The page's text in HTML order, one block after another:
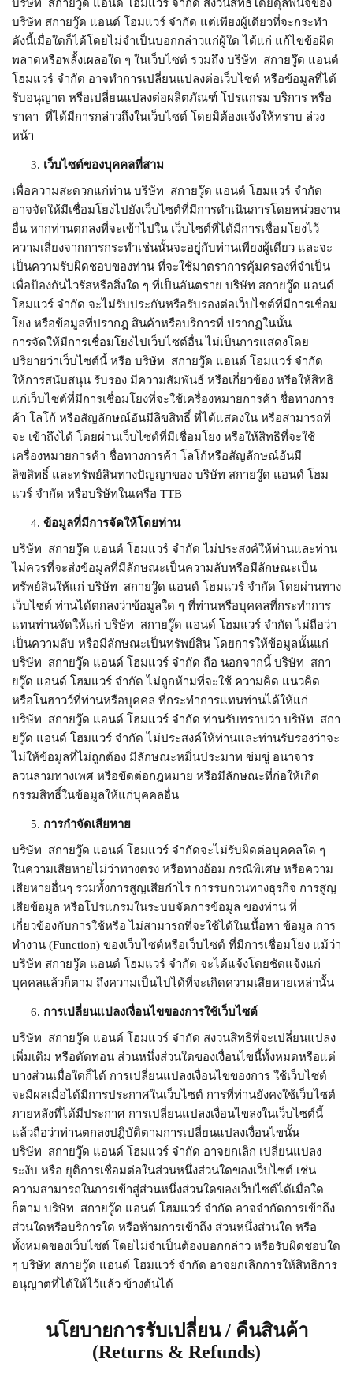
บริษัท สกายวู๊ด แอนด์ โฮมแวร์ จำกัด สงวนสิทธิโดยดุลพินิจของ
บริษัท สกายวู๊ด แอนด์ โฮมแวร์ จำกัด แต่เพียงผู้เดียวที่จะกระทำ
ดังนี้เมื่อใดก็ได้โดยไม่จำเป็นบอกกล่าวแก่ผู้ใด ได้แก่ แก้ไขข้อผิด
พลาดหรือพลั้งเผลอใด ๆ ในเว็บไซต์ รวมถึง บริษัท สกายวู๊ด แอนด์
โฮมแวร์ จำกัด อาจทำการเปลี่ยนแปลงต่อเว็บไซต์ หรือข้อมูลที่ได้
รับอนุญาต หรือเปลี่ยนแปลงต่อผลิตภัณฑ์ โปรแกรม บริการ หรือ
ราคา ที่ได้มีการกล่าวถึงในเว็บไซต์ โดยมิต้องแจ้งให้ทราบ ล่วง
หน้า
เว็บไซต์ของบุคคลที่สาม
เพื่อความสะดวกแก่ท่าน บริษัท สกายวู๊ด แอนด์ โฮมแวร์ จำกัด
อาจจัดให้มีเชื่อมโยงไปยังเว็บไซต์ที่มีการดำเนินการโดยหน่วยงาน
อื่น หากท่านตกลงที่จะเข้าไปใน เว็บไซต์ที่ได้มีการเชื่อมโยงไว้
ความเสี่ยงจากการกระทำเช่นนั้นจะอยู่กับท่านเพียงผู้เดียว และจะ
เป็นความรับผิดชอบของท่าน ที่จะใช้มาตราการคุ้มครองที่จำเป็น
เพื่อป้องกันไวรัสหรือสิ่งใด ๆ ที่เป็นอันตราย บริษัท สกายวู๊ด แอนด์
โฮมแวร์ จำกัด จะไม่รับประกันหรือรับรองต่อเว็บไซต์ที่มีการเชื่อม
โยง หรือข้อมูลที่ปรากฎ สินค้าหรือบริการที่ ปรากฏในนั้น
การจัดให้มีการเชื่อมโยงไปเว็บไซต์อื่น ไม่เป็นการแสดงโดย
ปริยายว่าเว็บไซต์นี้ หรือ บริษัท สกายวู๊ด แอนด์ โฮมแวร์ จำกัด
ให้การสนับสนุน รับรอง มีความสัมพันธ์ หรือเกี่ยวข้อง หรือให้สิทธิ
แก่เว็บไซต์ที่มีการเชื่อมโยงที่จะใช้เครื่องหมายการค้า ชื่อทางการ
ค้า โลโก้ หรือสัญลักษณ์อันมีลิขสิทธิ์ ที่ได้แสดงใน หรือสามารถที่
จะ เข้าถึงได้ โดยผ่านเว็บไซต์ที่มีเชื่อมโยง หรือให้สิทธิที่จะใช้
เครื่องหมายการค้า ชื่อทางการค้า โลโก้หรือสัญลักษณ์อันมี
ลิขสิทธิ์ และทรัพย์สินทางปัญญาของ บริษัท สกายวู๊ด แอนด์ โฮม
แวร์ จำกัด หรือบริษัทในเครือ TTB
ข้อมูลที่มีการจัดให้โดยท่าน
บริษัท สกายวู๊ด แอนด์ โฮมแวร์ จำกัด ไม่ประสงค์ให้ท่านและท่าน
ไม่ควรที่จะส่งข้อมูลที่มีลักษณะเป็นความลับหรือมีลักษณะเป็น
ทรัพย์สินให้แก่ บริษัท สกายวู๊ด แอนด์ โฮมแวร์ จำกัด โดยผ่านทาง
เว็บไซต์ ท่านได้ตกลงว่าข้อมูลใด ๆ ที่ท่านหรือบุคคลที่กระทำการ
แทนท่านจัดให้แก่ บริษัท สกายวู๊ด แอนด์ โฮมแวร์ จำกัด ไม่ถือว่า
เป็นความลับ หรือมีลักษณะเป็นทรัพย์สิน โดยการให้ข้อมูลนั้นแก่
บริษัท สกายวู๊ด แอนด์ โฮมแวร์ จำกัด ถือ นอกจากนี้ บริษัท สกา
ยวู๊ด แอนด์ โฮมแวร์ จำกัด ไม่ถูกห้ามที่จะใช้ ความคิด แนวคิด
หรือโนฮาวว์ที่ท่านหรือบุคคล ที่กระทำการแทนท่านได้ให้แก่
บริษัท สกายวู๊ด แอนด์ โฮมแวร์ จำกัด ท่านรับทราบว่า บริษัท สกา
ยวู๊ด แอนด์ โฮมแวร์ จำกัด ไม่ประสงค์ให้ท่านและท่านรับรองว่าจะ
ไม่ให้ข้อมูลที่ไม่ถูกต้อง มีลักษณะหมิ่นประมาท ข่มขู่ อนาจาร
ลวนลามทางเพศ หรือขัดต่อกฎหมาย หรือมีลักษณะที่ก่อให้เกิด
กรรมสิทธิ์ในข้อมูลให้แก่บุคคลอื่น
การกำจัดเสียหาย
บริษัท สกายวู๊ด แอนด์ โฮมแวร์ จำกัดจะไม่รับผิดต่อบุคคลใด ๆ
ในความเสียหายไม่ว่าทางตรง หรือทางอ้อม กรณีพิเศษ หรือความ
เสียหายอื่นๆ รวมทั้งการสูญเสียกำไร การรบกวนทางธุรกิจ การสูญ
เสียข้อมูล หรือโปรแกรมในระบบจัดการข้อมูล ของท่าน ที่
เกี่ยวข้องกับการใช้หรือ ไม่สามารถที่จะใช้ได้ในเนื้อหา ข้อมูล การ
ทำงาน (Function) ของเว็บไซต์หรือเว็บไซต์ ที่มีการเชื่อมโยง แม้ว่า
บริษัท สกายวู๊ด แอนด์ โฮมแวร์ จำกัด จะได้แจ้งโดยชัดแจ้งแก่
บุคคลแล้วก็ตาม ถึงความเป็นไปได้ที่จะเกิดความเสียหายเหล่านั้น
การเปลี่ยนแปลงเงื่อนไขของการใช้เว็บไซต์
บริษัท สกายวู๊ด แอนด์ โฮมแวร์ จำกัด สงวนสิทธิที่จะเปลี่ยนแปลง
เพิ่มเติม หรือตัดทอน ส่วนหนึ่งส่วนใดของเงื่อนไขนี้ทั้งหมดหรือแต่
บางส่วนเมื่อใดก็ได้ การเปลี่ยนแปลงเงื่อนไขของการ ใช้เว็บไซต์
จะมีผลเมื่อได้มีการประกาศในเว็บไซต์ การที่ท่านยังคงใช้เว็บไซต์
ภายหลังที่ได้มีประกาศ การเปลี่ยนแปลงเงื่อนไขลงในเว็บไซต์นี้
แล้วถือว่าท่านตกลงปฎิบัติตามการเปลี่ยนแปลงเงื่อนไขนั้น
บริษัท สกายวู๊ด แอนด์ โฮมแวร์ จำกัด อาจยกเลิก เปลี่ยนแปลง
ระงับ หรือ ยุติการเชื่อมต่อในส่วนหนึ่งส่วนใดของเว็บไซต์ เช่น
ความสามารถในการเข้าสู่ส่วนหนึ่งส่วนใดของเว็บไซต์ได้เมื่อใด
ก็ตาม บริษัท สกายวู๊ด แอนด์ โฮมแวร์ จำกัด อาจจำกัดการเข้าถึง
ส่วนใดหรือบริการใด หรือห้ามการเข้าถึง ส่วนหนึ่งส่วนใด หรือ
ทั้งหมดของเว็บไซต์ โดยไม่จำเป็นต้องบอกกล่าว หรือรับผิดชอบใด
ๆ บริษัท สกายวู๊ด แอนด์ โฮมแวร์ จำกัด อาจยกเลิกการให้สิทธิการ
อนุญาตที่ได้ให้ไว้แล้ว ข้างต้นได้
นโยบายการรับเปลี่ยน / คืนสินค้า
(Returns & Refunds)